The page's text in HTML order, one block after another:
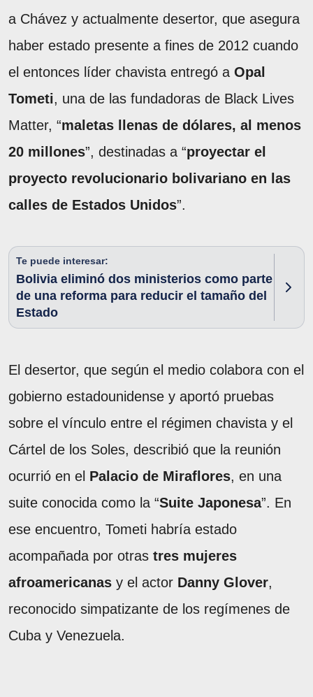
a Chávez y actualmente desertor, que asegura
haber estado presente a fines de 2012 cuando
el entonces líder chavista entregó a Opal
Tometi, una de las fundadoras de Black Lives
Matter, “maletas llenas de dólares, al menos
20 millones”, destinadas a “proyectar el
proyecto revolucionario bolivariano en las
calles de Estados Unidos”.
Te puede interesar:
Bolivia eliminó dos ministerios como parte
de una reforma para reducir el tamaño del
Estado
El desertor, que según el medio colabora con el
gobierno estadounidense y aportó pruebas
sobre el vínculo entre el régimen chavista y el
Cártel de los Soles, describió que la reunión
ocurrió en el Palacio de Miraflores, en una
suite conocida como la “Suite Japonesa”. En
ese encuentro, Tometi habría estado
acompañada por otras tres mujeres
afroamericanas y el actor Danny Glover,
reconocido simpatizante de los regímenes de
Cuba y Venezuela.